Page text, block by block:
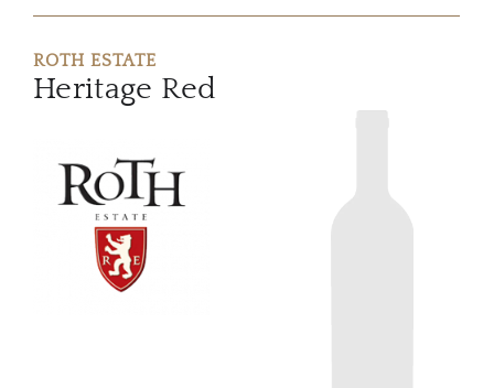
ROTH ESTATE
Heritage Red